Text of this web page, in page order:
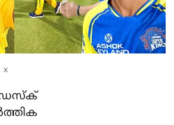
x